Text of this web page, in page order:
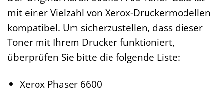
mit einer Vielzahl von Xerox-Druckermodellen
kompatibel. Um sicherzustellen, dass dieser
Toner mit Ihrem Drucker funktioniert,
überprüfen Sie bitte die folgende Liste:
Xerox Phaser 6600